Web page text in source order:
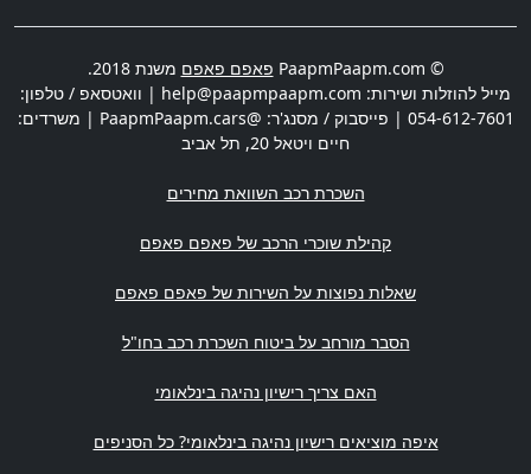
© PaapmPaapm.com פאפם פאפם משנת 2018.
מייל להוזלות ושירות: help@paapmpaapm.com | וואטסאפ / טלפון:
054-612-7601 | פייסבוק / מסנג'ר: @PaapmPaapm.cars | משרדים:
חיים ויטאל 20
, תל אביב
השכרת רכב השוואת מחירים
קהילת שוכרי הרכב של פאפם פאפם
שאלות נפוצות על השירות של פאפם פאפם
הסבר מורחב על ביטוח השכרת רכב בחו"ל
האם צריך רישיון נהיגה בינלאומי
איפה מוציאים רישיון נהיגה בינלאומי? כל הסניפים